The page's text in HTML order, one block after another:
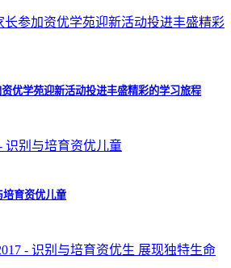
优学苑迎新活动投进丰盛精彩的学习旅程
培育资优儿童